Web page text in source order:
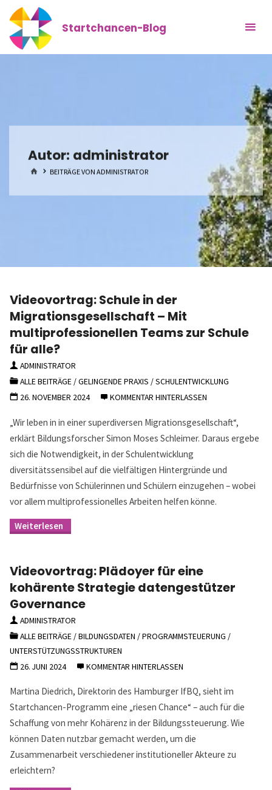
Zum
Inhalt
springen
Startchancen-Blog
Autor: administrator
STARTBEITRÄGE VON ADMINISTRATOR
Videovortrag: Schule in der
Migrationsgesellschaft – Mit
multiprofessionellen Teams zur Schule
für alle?
ADMINISTRATOR
ALLE BEITRÄGE/GELINGENDE PRAXIS /SCHULENTWICKLUNG
26. NOVEMBER 2024
KOMMENTAR HINTERLASSEN
„Wir leben in in einer superdiversen Migrationsgesellschaft“,
erklärt Bildungsforscher Simon Moses Schleimer. Daraus ergebe
sich die Notwendigkeit, in der Schulentwicklung
diversitätssensibel auf die vielfältigen Hintergründe und
Bedürfnisse von Schülerinnen und Schülern einzugehen – wobei
vor allem multiprofessionelles Arbeiten helfen könne.
Schule
Migrationsgesellschaft
Mit
multiprofessionellen
zur
Schule
für
alle?"
Videovortrag: Plädoyer für eine
kohärente Strategie datengestützer
Governance
ADMINISTRATOR
ALLE BEITRÄGE/BILDUNGSDATEN /PROGRAMMSTEUERUNG /
UNTERSTÜTZUNGSSTRUKTUREN
26. JUNI 2024
KOMMENTAR HINTERLASSEN
Martina Diedrich, Direktorin des Hamburger IfBQ, sieht im
Startchancen-Programm eine „riesen Chance“ – auch für die
Schaffung von mehr Kohärenz in der Bildungssteuerung. Wie
können Daten nutzbar gemacht werden, um die
Zusammenarbeit verschiedener institutioneller Akteure zu
erleichtern?